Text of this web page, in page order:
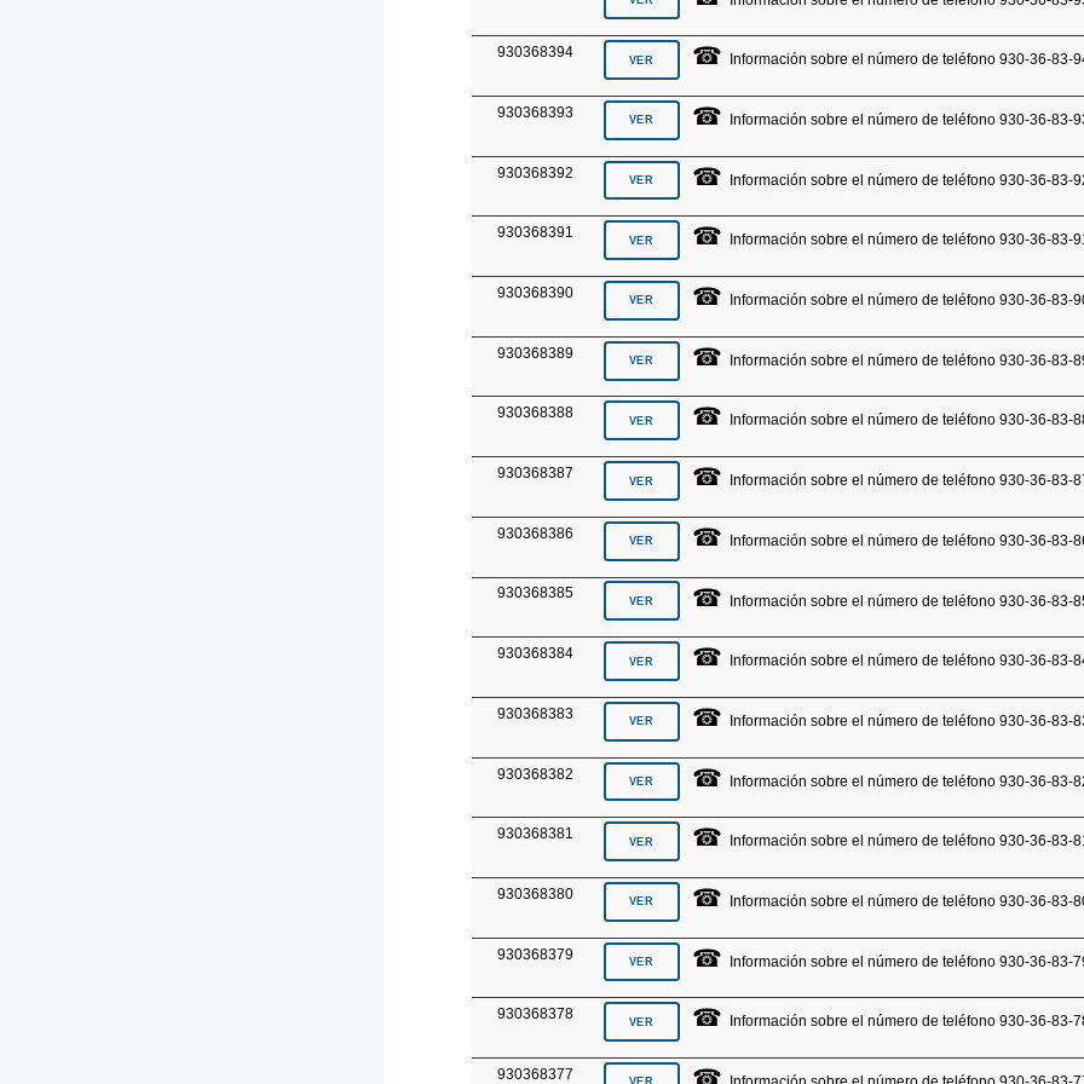
930368394 ☎ Información sobre el número de teléfono 930-36-83-
930368393 ☎ Información sobre el número de teléfono 930-36-83-
930368392 ☎ Información sobre el número de teléfono 930-36-83-
930368391 ☎ Información sobre el número de teléfono 930-36-83-91
930368390 ☎ Información sobre el número de teléfono 930-36-83-
930368389 ☎ Información sobre el número de teléfono 930-36-83-
930368388 ☎ Información sobre el número de teléfono 930-36-83-
930368387 ☎ Información sobre el número de teléfono 930-36-83-
930368386 ☎ Información sobre el número de teléfono 930-36-83-
930368385 ☎ Información sobre el número de teléfono 930-36-83-
930368384 ☎ Información sobre el número de teléfono 930-36-83-
930368383 ☎ Información sobre el número de teléfono 930-36-83-
930368382 ☎ Información sobre el número de teléfono 930-36-83-
930368381 ☎ Información sobre el número de teléfono 930-36-83-81
930368380 ☎ Información sobre el número de teléfono 930-36-83-
930368379 ☎ Información sobre el número de teléfono 930-36-83-
930368378 ☎ Información sobre el número de teléfono 930-36-83-
930368377 ☎